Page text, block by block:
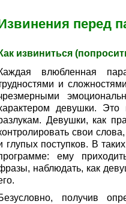
перед
Как извиниться
влюбленная
и
девушки.
Девушки, как
свои
глупых поступков. В
ему
наблюдать, как
получив